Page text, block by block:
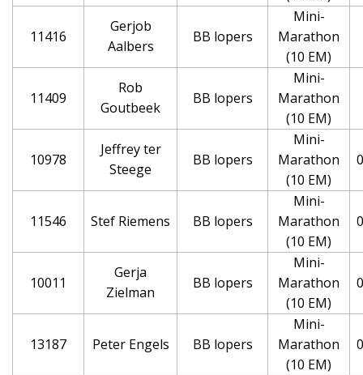
11416
Gerjob
Aalbers
BB lopers
Mini-
Marathon
(10 EM)
11409
Rob
Goutbeek
BB lopers
Mini-
Marathon
(10 EM)
10978
Jeffrey ter
Steege
BB lopers
Mini-
Marathon
(10 EM)
11546 Stef Riemens BB lopers
Mini-
Marathon
(10 EM)
10011
Gerja
Zielman
BB lopers
Mini-
Marathon
(10 EM)
13187 Peter Engels BB lopers
Mini-
Marathon
(10 EM)